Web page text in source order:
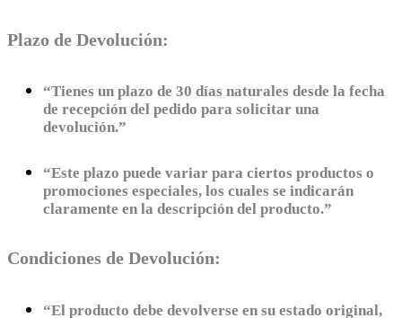
Plazo de Devolución:
“Tienes un plazo de 30 días naturales desde la fecha
de recepción del pedido para solicitar una
devolución.”
“Este plazo puede variar para ciertos productos o
promociones especiales, los cuales se indicarán
claramente en la descripción del producto.”
Condiciones de Devolución:
“El producto debe devolverse en su estado original,